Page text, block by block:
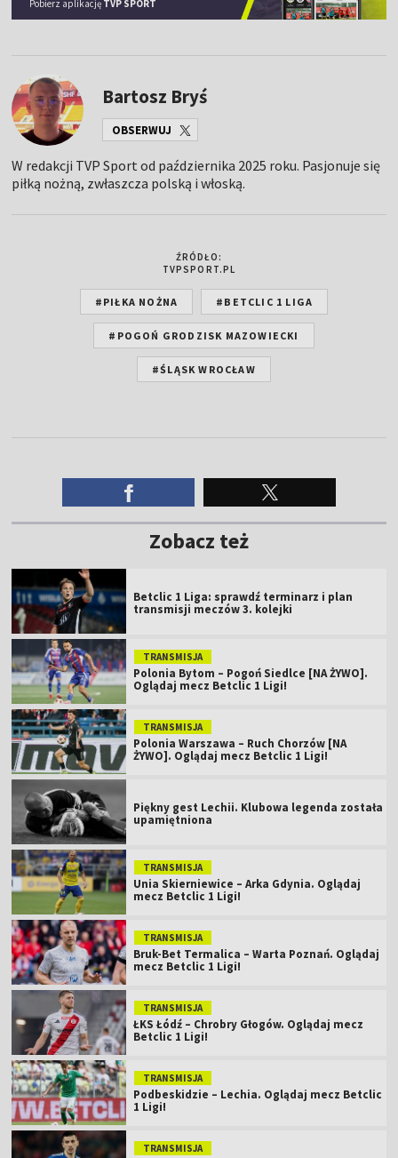
Pobierz aplikację TVP SPORT
Bartosz Bryś
OBSERWUJ
W redakcji TVP Sport od października 2025 roku. Pasjonuje się
piłką nożną, zwłaszcza polską i włoską.
ŹRÓDŁO:
TVPSPORT.PL
#PIŁKA NOŻNA #BETCLIC 1 LIGA
#POGOŃ GRODZISK MAZOWIECKI
#ŚLĄSK WROCŁAW
Zobacz też
Betclic 1 Liga: sprawdź terminarz i plan
transmisji meczów 3. kolejki
TRANSMISJA
Polonia Bytom – Pogoń Siedlce [NA ŻYWO].
Oglądaj mecz Betclic 1 Ligi!
TRANSMISJA
Polonia Warszawa – Ruch Chorzów [NA
ŻYWO]. Oglądaj mecz Betclic 1 Ligi!
Piękny gest Lechii. Klubowa legenda została
upamiętniona
TRANSMISJA
Unia Skierniewice – Arka Gdynia. Oglądaj
mecz Betclic 1 Ligi!
TRANSMISJA
Bruk-Bet Termalica – Warta Poznań. Oglądaj
mecz Betclic 1 Ligi!
TRANSMISJA
ŁKS Łódź – Chrobry Głogów. Oglądaj mecz
Betclic 1 Ligi!
TRANSMISJA
Podbeskidzie – Lechia. Oglądaj mecz Betclic
1 Ligi!
TRANSMISJA